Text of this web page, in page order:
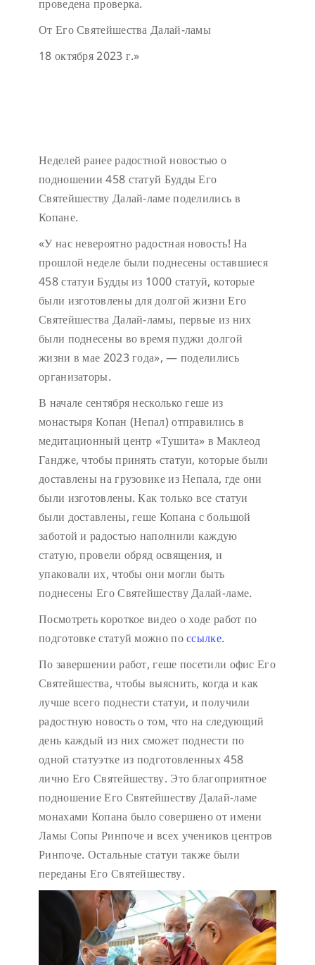
проведена проверка.
От Его Святейшества Далай-ламы
18 октября 2023 г.»
Неделей ранее радостной новостью о
подношении 458 статуй Будды Его
Святейшеству Далай-ламе поделились в
Копане.
«У нас невероятно радостная новость! На
прошлой неделе были поднесены оставшиеся
458 статуи Будды из 1000 статуй, которые
были изготовлены для долгой жизни Его
Святейшества Далай-ламы, первые из них
были поднесены во время пуджи долгой
жизни в мае 2023 года», — поделились
организаторы.
В начале сентября несколько геше из
монастыря Копан (Непал) отправились в
медитационный центр «Тушита» в Маклеод
Гандже, чтобы принять статуи, которые были
доставлены на грузовике из Непала, где они
были изготовлены. Как только все статуи
были доставлены, геше Копана с большой
заботой и радостью наполнили каждую
статую, провели обряд освящения, и
упаковали их, чтобы они могли быть
поднесены Его Святейшеству Далай-ламе.
Посмотреть короткое видео о ходе работ по
подготовке статуй можно поссылке.
По завершении работ, геше посетили офис Его
Святейшества, чтобы выяснить, когда и как
лучше всего поднести статуи, и получили
радостную новость о том, что на следующий
день каждый из них сможет поднести по
одной статуэтке из подготовленных 458
лично Его Святейшеству. Это благоприятное
подношение Его Святейшеству Далай-ламе
монахами Копана было совершено от имени
Ламы Сопы Ринпоче и всех учеников центров
Ринпоче. Остальные статуи также были
переданы Его Святейшеству.